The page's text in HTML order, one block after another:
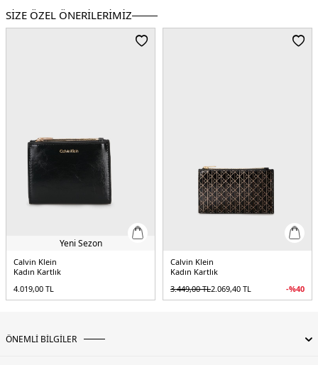
&
&
SİZE ÖZEL ÖNERİLERİMİZ
Yeni Sezon
Calvin Klein
Kadın Kartlık
4.019,00 TL
Calvin Klein
Kadın Kartlık
3.449,00TL2.069,40 TL -%40
ÖNEMLİ BİLGİLER